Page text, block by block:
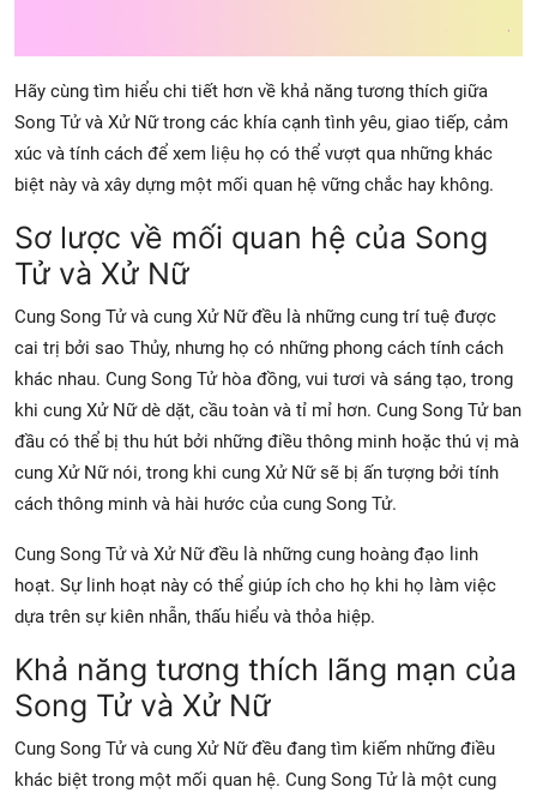
Hãy cùng tìm hiểu chi tiết hơn về khả năng tương thích giữa
Song Tử và Xử Nữ trong các khía cạnh tình yêu, giao tiếp, cảm
xúc và tính cách để xem liệu họ có thể vượt qua những khác
biệt này và xây dựng một mối quan hệ vững chắc hay không.
Sơ lược về mối quan hệ của Song
Tử và Xử Nữ
Cung Song Tử và cung Xử Nữ đều là những cung trí tuệ được
cai trị bởi sao Thủy, nhưng họ có những phong cách tính cách
khác nhau. Cung Song Tử hòa đồng, vui tươi và sáng tạo, trong
khi cung Xử Nữ dè dặt, cầu toàn và tỉ mỉ hơn. Cung Song Tử ban
đầu có thể bị thu hút bởi những điều thông minh hoặc thú vị mà
cung Xử Nữ nói, trong khi cung Xử Nữ sẽ bị ấn tượng bởi tính
cách thông minh và hài hước của cung Song Tử.
Cung Song Tử và Xử Nữ đều là những cung hoàng đạo linh
hoạt. Sự linh hoạt này có thể giúp ích cho họ khi họ làm việc
dựa trên sự kiên nhẫn, thấu hiểu và thỏa hiệp.
Khả năng tương thích lãng mạn của
Song Tử và Xử Nữ
Cung Song Tử và cung Xử Nữ đều đang tìm kiếm những điều
khác biệt trong một mối quan hệ. Cung Song Tử là một cung